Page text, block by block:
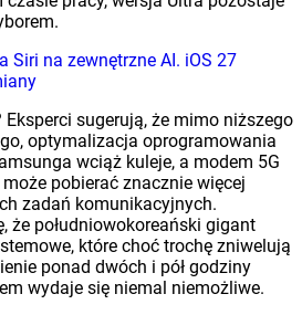
Siri na zewnętrzne AI. iOS 27
Eksperci sugerują, że mimo niższego
optymalizacja oprogramowania
wciąż kuleje, a modem 5G
pobierać znacznie więcej
zadań komunikacyjnych.
że południowokoreański gigant
które choć trochę zniwelują
ponad dwóch i pół godziny
wydaje się niemal niemożliwe.